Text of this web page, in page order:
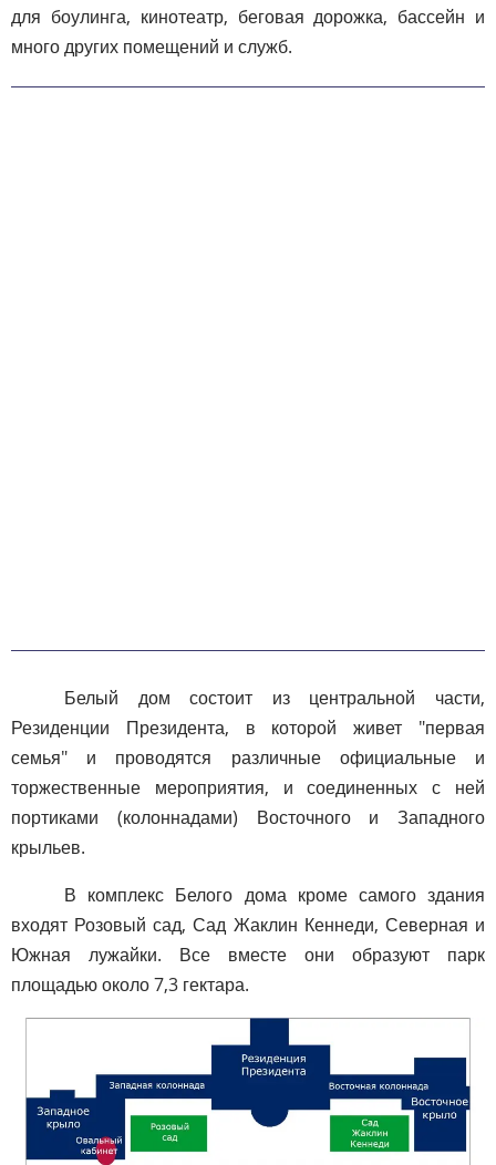
для боулинга, кинотеатр, беговая дорожка, бассейн и
много других помещений и служб.
Белый дом состоит из центральной части,
Резиденции Президента, в которой живет "первая
семья" и проводятся различные официальные и
торжественные мероприятия, и соединенных с ней
портиками (колоннадами) Восточного и Западного
крыльев.
В комплекс Белого дома кроме самого здания
входят Розовый сад, Сад Жаклин Кеннеди, Северная и
Южная лужайки. Все вместе они образуют парк
площадью около 7,3 гектара.